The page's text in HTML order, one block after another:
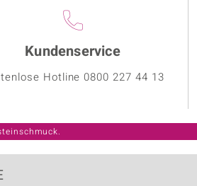
Kundenservice
Hotline 0800 227 44 13